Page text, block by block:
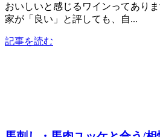
おいしいと感じるワインってあり
家が「良い」と評しても、自...
記事を読む